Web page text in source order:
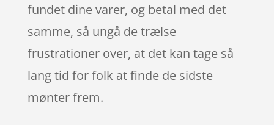
fundet dine varer, og betal med det
samme, så ungå de trælse
frustrationer over, at det kan tage så
lang tid for folk at finde de sidste
mønter frem.